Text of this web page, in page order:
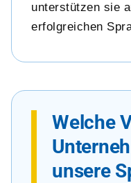
unterstützen sie
erfolgreichen
Welche
unsere